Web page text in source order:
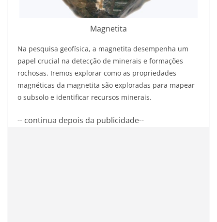
Magnetita
Na pesquisa geofísica, a magnetita desempenha um
papel crucial na detecção de minerais e formações
rochosas. Iremos explorar como as propriedades
magnéticas da magnetita são exploradas para mapear
o subsolo e identificar recursos minerais.
-- continua depois da publicidade--